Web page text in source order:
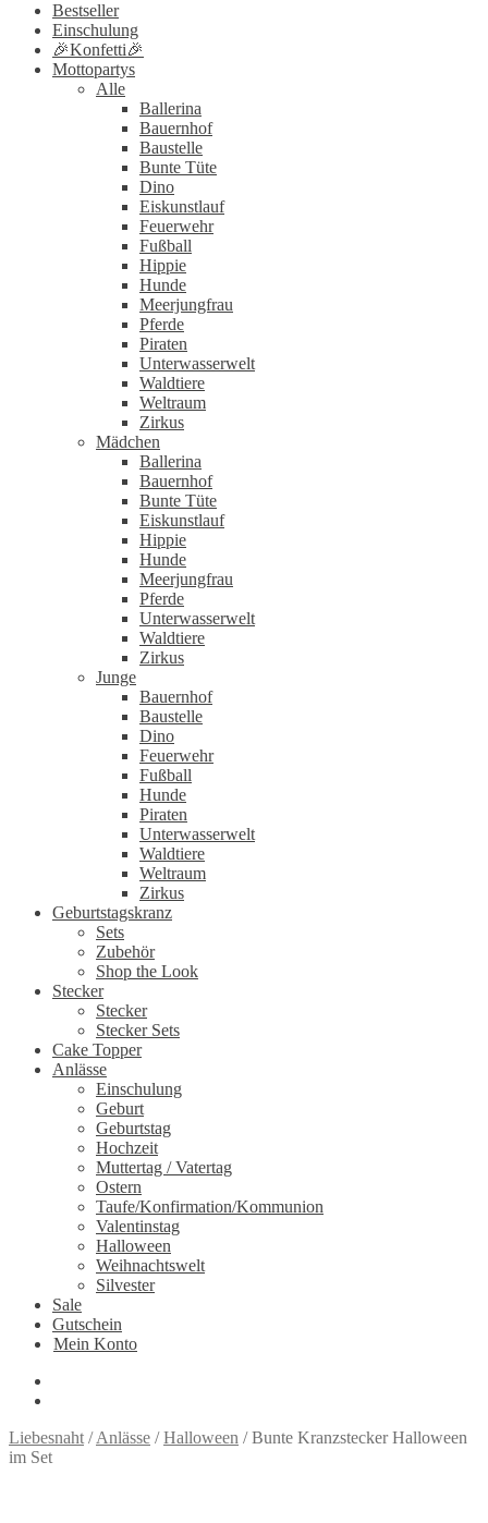
Bestseller
Einschulung
🎉Konfetti🎉
Mottopartys
Alle
Ballerina
Bauernhof
Baustelle
Bunte Tüte
Dino
Eiskunstlauf
Feuerwehr
Fußball
Hippie
Hunde
Meerjungfrau
Pferde
Piraten
Unterwasserwelt
Waldtiere
Weltraum
Zirkus
Mädchen
Ballerina
Bauernhof
Bunte Tüte
Eiskunstlauf
Hippie
Hunde
Meerjungfrau
Pferde
Unterwasserwelt
Waldtiere
Zirkus
Junge
Bauernhof
Baustelle
Dino
Feuerwehr
Fußball
Hunde
Piraten
Unterwasserwelt
Waldtiere
Weltraum
Zirkus
Geburtstagskranz
Sets
Zubehör
Shop the Look
Stecker
Stecker
Stecker Sets
Cake Topper
Anlässe
Einschulung
Geburt
Geburtstag
Hochzeit
Muttertag / Vatertag
Ostern
Taufe/Konfirmation/Kommunion
Valentinstag
Halloween
Weihnachtswelt
Silvester
Sale
Gutschein
Mein Konto
Liebesnaht /Anlässe /Halloween /Bunte Kranzstecker Halloween
im Set